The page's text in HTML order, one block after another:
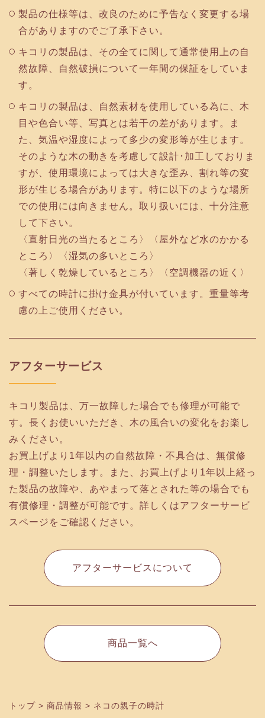
製品の仕様等は、改良のために予告なく変更する場
合がありますのでご了承下さい。
キコリの製品は、その全てに関して通常使用上の自
然故障、自然破損について一年間の保証をしていま
す。
キコリの製品は、自然素材を使用している為に、木
目や色合い等、写真とは若干の差があります。ま
た、気温や湿度によって多少の変形等が生じます。
そのような木の動きを考慮して設計･加工しておりま
すが、使用環境によっては大きな歪み、割れ等の変
形が生じる場合があります。特に以下のような場所
での使用には向きません。取り扱いには、十分注意
して下さい。
〈直射日光の当たるところ〉〈屋外など水のかかる
ところ〉〈湿気の多いところ〉
〈著しく乾燥しているところ〉〈空調機器の近く〉
すべての時計に掛け金具が付いています。重量等考
慮の上ご使用ください。
アフターサービス
キコリ製品は、万一故障した場合でも修理が可能で
す。長くお使いいただき、木の風合いの変化をお楽し
みください。
お買上げより1年以内の自然故障・不具合は、無償修
理・調整いたします。また、お買上げより1年以上経っ
た製品の故障や、あやまって落とされた等の場合でも
有償修理・調整が可能です。詳しくはアフターサービ
スページをご確認ください。
アフターサービスについて
商品一覧へ
トップ > 商品情報 > ネコの親子の時計